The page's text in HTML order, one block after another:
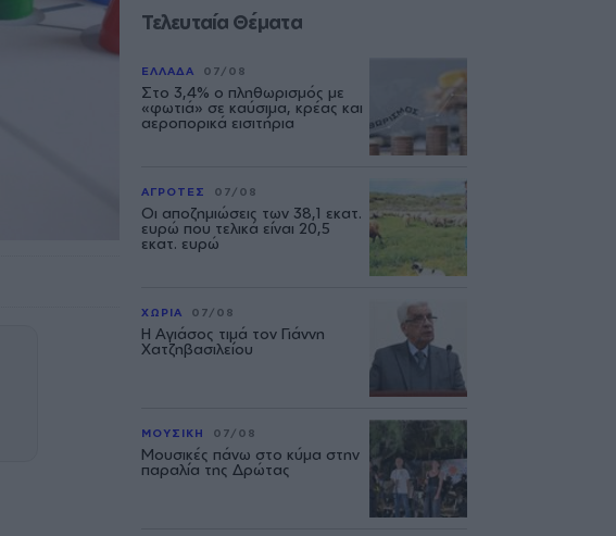
Τελευταία Θέματα
ΕΛΛΑΔΑ 07/08
Στο 3,4% ο πληθωρισμός με
«φωτιά» σε καύσιμα, κρέας και
αεροπορικά εισιτήρια
ΑΓΡΟΤΕΣ 07/08
Οι αποζημιώσεις των 38,1 εκατ.
ευρώ που τελικά είναι 20,5
εκατ. ευρώ
ΧΩΡΙΑ 07/08
Η Αγιάσος τιμά τον Γιάννη
Χατζηβασιλείου
ΜΟΥΣΙΚΗ 07/08
Μουσικές πάνω στο κύμα στην
παραλία της Δρώτας